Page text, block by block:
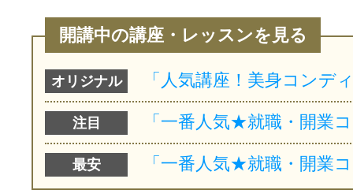
開講中の講座・レッスンを見る
オリジナル
注目
最安